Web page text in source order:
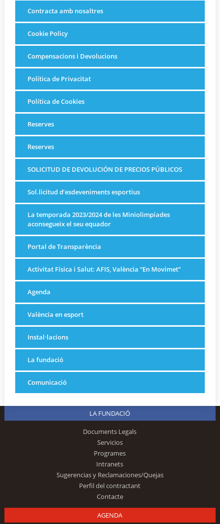
Contracta amb nosaltres
Cookie Policy
Compensacions i Devolucions
Política de Privacitat
Política de Cookies
Reserves
Reserves
SOLICITUD DE DEVOLUCIÓN DE PRECIOS PÚBLICOS
Sol.licitud d’esdeveniments esportius
La temporada 2023/2024 de les Miniolimpiades
aconsegueix el seu equador
Portal de Transparència
Activitat Física i Salut: AFIS, València “En Movimet”
Agenda
València en esport
Instal·lacions
La fundació
Comunicació
LA FUNDACIÓ
Documents Legals
Servicios
Programes
Intranets
Sugerencias y Reclamaciones/Quejas
Perfil del contractant
Contacte
AGENDA